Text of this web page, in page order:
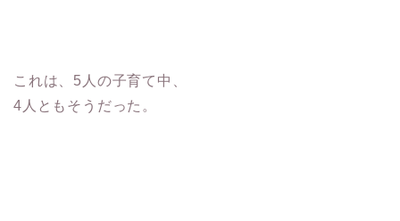
これは、5人の子育て中、
4人ともそうだった。